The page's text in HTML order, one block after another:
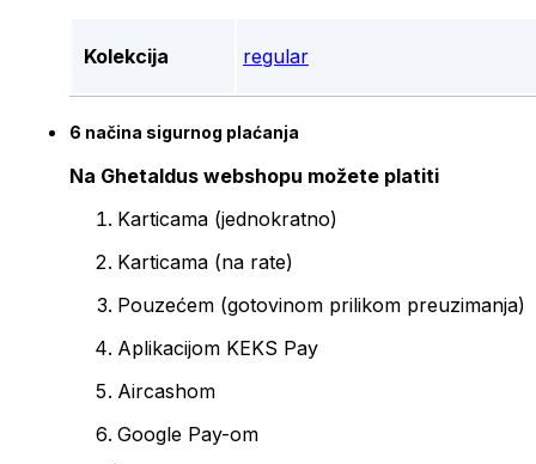
Kolekcija regular
6 načina sigurnog plaćanja
Na Ghetaldus webshopu možete platiti
Karticama (jednokratno)
Karticama (na rate)
Pouzećem (gotovinom prilikom preuzimanja)
Aplikacijom KEKS Pay
Aircashom
Google Pay-om